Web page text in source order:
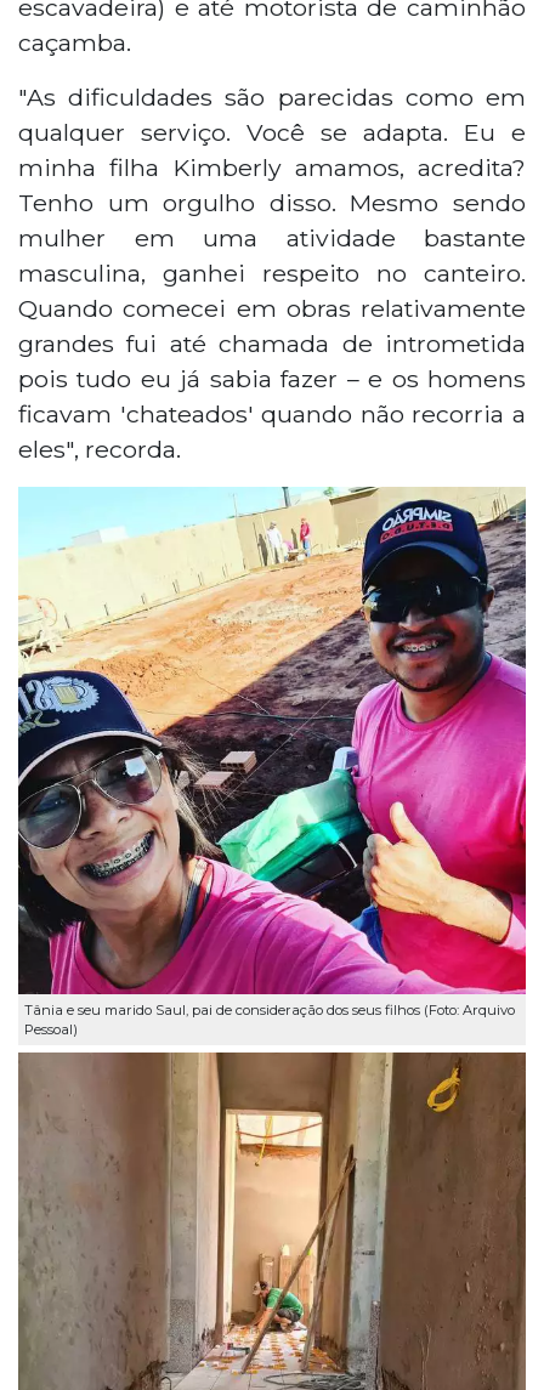
escavadeira) e até motorista de caminhão
caçamba.
"As dificuldades são parecidas como em
qualquer serviço. Você se adapta. Eu e
minha filha Kimberly amamos, acredita?
Tenho um orgulho disso. Mesmo sendo
mulher em uma atividade bastante
masculina, ganhei respeito no canteiro.
Quando comecei em obras relativamente
grandes fui até chamada de intrometida
pois tudo eu já sabia fazer – e os homens
ficavam 'chateados' quando não recorria a
eles", recorda.
Tânia e seu marido Saul, pai de consideração dos seus filhos (Foto: Arquivo
Pessoal)